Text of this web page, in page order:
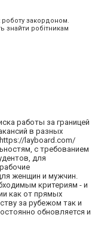
закордоном.
знайти робітникам
работы за границей
в разных
https://layboard.com/
с требованием
для
женщин и мужчин.
критериям - и
как от прямых
за рубежом так и
обновляется и